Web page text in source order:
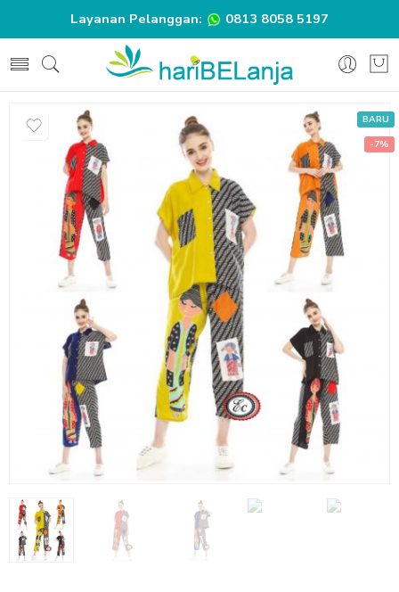
Layanan Pelanggan: 0813 8058 5197
BARU
-7%